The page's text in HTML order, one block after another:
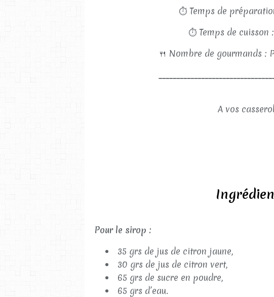
⏱ Temps de
⏱ Temps de cuisson
🍴 Nombre de gourmands :
A vos
Pour le sirop :
35 grs de jus de citron jaune,
30 grs de jus de citron vert,
65 grs de sucre en poudre,
65 grs d’eau.